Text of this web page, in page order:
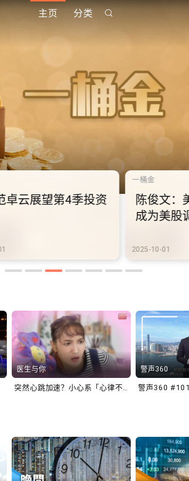
主页 分类
10.2.2 2028年底前当局提
供额外3000支高速充电桩
车充电站
2025-10-02
供
车
2025-
医生与你 警声360
警声360 #101